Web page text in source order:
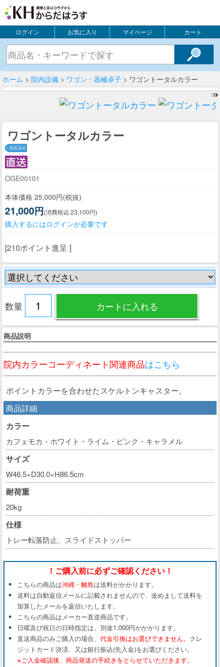
ログイン お気に入り マイページ カート
ホーム > 院内設備 > ワゴン・器械卓子 > ワゴントータルカラー
ワゴントータルカラー
OGE00101
本体価格 25,000円(税抜)
21,000円(消費税込:23,100円)
購入するにはログインが必要です
[210ポイント進呈 ]
数量
商品説明
院内カラーコーディネート関連商品はこちら
ポイントカラーを合わせたスケルトンキャスター。
商品詳細
カラー
カフェモカ・ホワイト・ライム・ピンク・キャラメル
サイズ
W46.5×D30.0×H86.5cm
耐荷重
20kg
仕様
トレー転落防止、スライドストッパー
！ご購入前に必ずご確認ください！
こちらの商品は沖縄・離島は送料がかかります。
送料は自動返信メールに記載されませんので、改めまして送料を
加算したメールを返信いたします。
こちらの商品はメーカー直送商品です。
日曜及び祝日の日時指定は、別途1,000円がかかります。
直送商品のみご購入の場合、 代金引換はお選びできません。 クレ
ジットカード決済、又は銀行振込(先入金)をお選びください。
※ご入金確認後、商品発送の手続きをとらせていただきます。